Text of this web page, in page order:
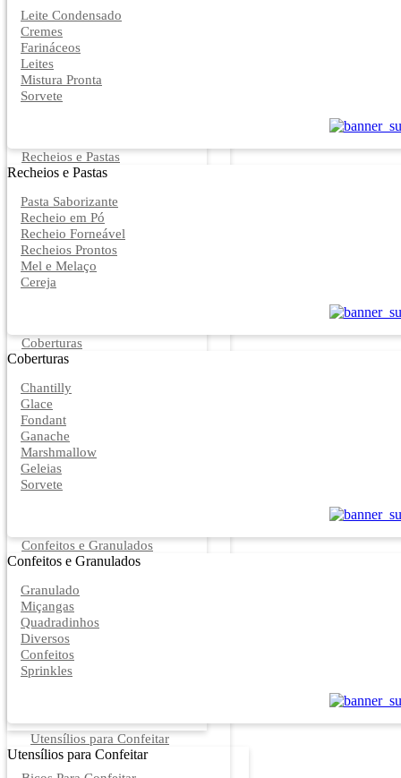
Leite Condensado
Cremes
Farináceos
Leites
Mistura Pronta
Sorvete
Recheios e Pastas
Recheios e Pastas
Pasta Saborizante
Recheio em Pó
Recheio Forneável
Recheios Prontos
Mel e Melaço
Cereja
Coberturas
Coberturas
Chantilly
Glace
Fondant
Ganache
Marshmallow
Geleias
Sorvete
Confeitos e Granulados
Confeitos e Granulados
Granulado
Miçangas
Quadradinhos
Diversos
Confeitos
Sprinkles
Utensílios para Confeitar
Utensílios para Confeitar